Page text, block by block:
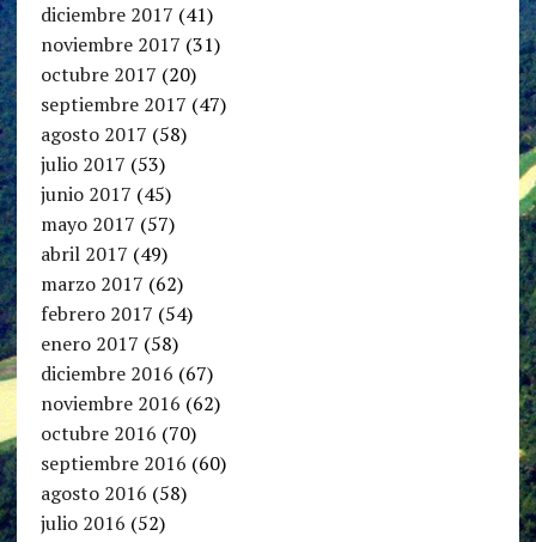
diciembre 2017 (41)
noviembre 2017 (31)
octubre 2017 (20)
septiembre 2017 (47)
agosto 2017 (58)
julio 2017 (53)
junio 2017 (45)
mayo 2017 (57)
abril 2017 (49)
marzo 2017 (62)
febrero 2017 (54)
enero 2017 (58)
diciembre 2016 (67)
noviembre 2016 (62)
octubre 2016 (70)
septiembre 2016 (60)
agosto 2016 (58)
julio 2016 (52)